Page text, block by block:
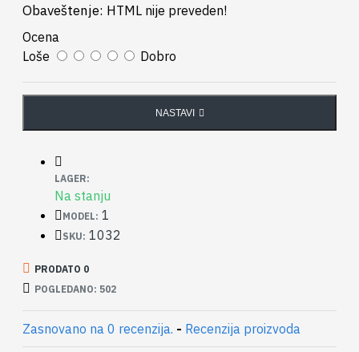
Obaveštenje: HTML nije preveden!
Ocena
Loše
Dobro
NASTAVI
LAGER:
Na stanju
MODEL: 1
SKU: 1032
PRODATO 0
POGLEDANO: 502
Zasnovano na 0 recenzija. - Recenzija proizvoda